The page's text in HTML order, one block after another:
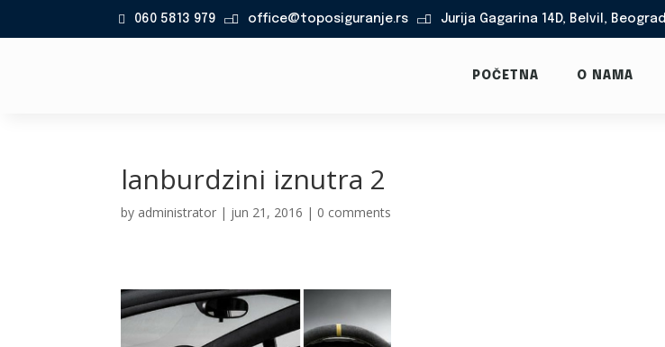
060 5813 979  office@toposiguranje.rs  Jurija Gagarina 14D, Belvil, Beograd
POČETNA O NAMA
lanburdzini iznutra 2
by administrator | jun 21, 2016 | 0 comments